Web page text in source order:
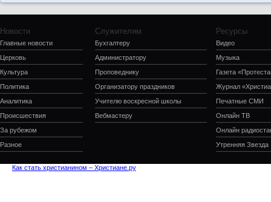
Новости
Главные новости
Церковь
Культура
Политика
Аналитика
Происшествия
За рубежом
Разное
Служителям
Бухгалтеру
Администратору
Проповеднику
Организатору праздников
Учителю воскресной школы
Вебмастеру
Ресурсы
Видео
Музыка
Газета
Журнал
Печатные СМИ
Онлайн ТВ
Онлайн
Утренняя Звезда
Как стать христианином – Христиане.ру